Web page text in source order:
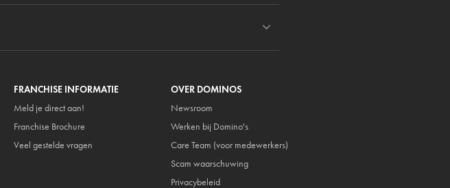
FRANCHISE INFORMATIE
Meld je direct aan!
Franchise Brochure
Veel gestelde vragen
OVER DOMINOS
Newsroom
Werken bij Domino's
Care Team (voor medewerkers)
Scam waarschuwing
Privacybeleid